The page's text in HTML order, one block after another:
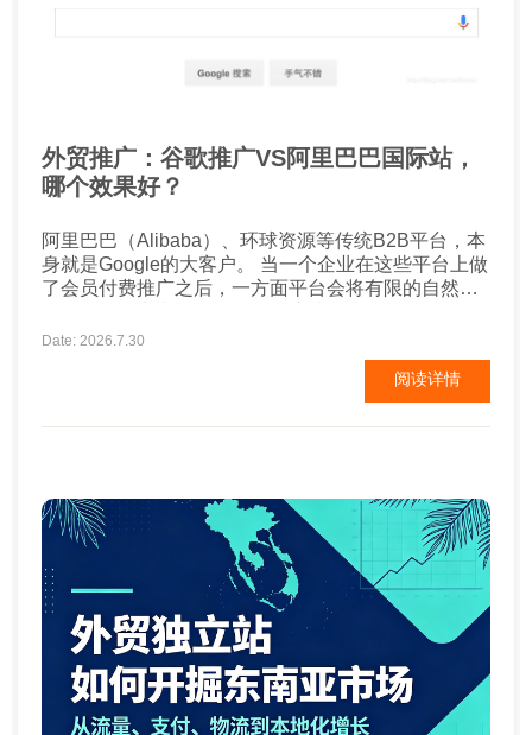
外贸推广：谷歌推广VS阿里巴巴国际站，
哪个效果好？
阿里巴巴（Alibaba）、环球资源等传统B2B平台，本
身就是Google的大客户。 当一个企业在这些平台上做
了会员付费推广之后，一方面平台会将有限的自然流
上投放广告，批发流量进来之后，再分配给成百上千
的同行业厂商，有多少流量能到达自己的企业店铺或
Google广告，可以用更具性价比的方式排到阿里或
者...
Date: 2026.7.30
阅读详情